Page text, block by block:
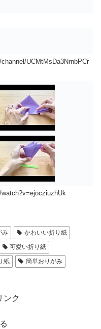
UCMtMsDa3NrnbPCr
み
かわいい折り紙
可愛い折り紙
紙
簡単おりがみ
ンク